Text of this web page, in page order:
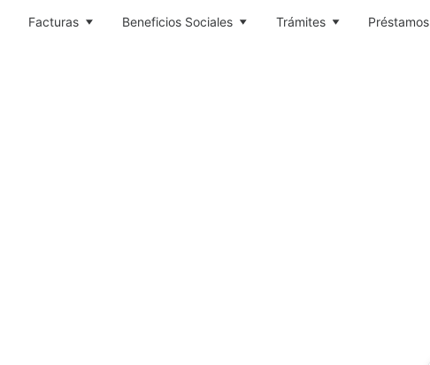
Facturas Beneficios Sociales Trámites Préstamos